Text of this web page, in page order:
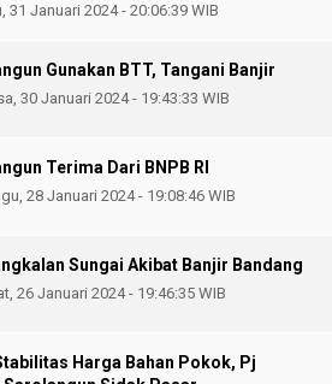
31 Januari 2024 - 20:06:39 WIB
Gunakan BTT, Tangani Banjir
30 Januari 2024 - 19:43:33 WIB
Terima Dari BNPB RI
28 Januari 2024 - 19:08:46 WIB
Sungai Akibat Banjir Bandang
26 Januari 2024 - 19:46:35 WIB
Harga Bahan Pokok, Pj